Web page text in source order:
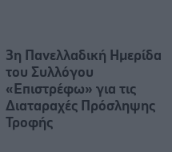
3η Πανελλαδική Ημερίδα
του Συλλόγου
«Επιστρέφω» για τις
Διαταραχές Πρόσληψης
Τροφής